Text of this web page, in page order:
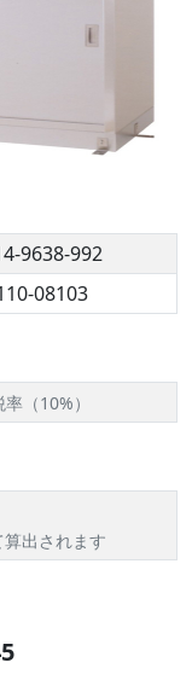
9638-992
08103
（10%）
出されます